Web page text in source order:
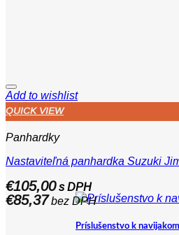
Príslušenstvo k navijakom
Add to wishlist
QUICK VIEW
Panhardky
Nastaviteľná panhardka Suzuki
€105,00s DPH
€85,37bez DPH